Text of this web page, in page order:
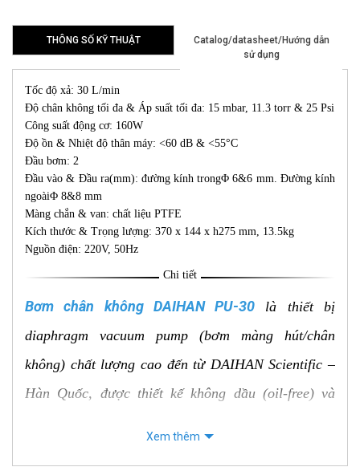
THÔNG SỐ KỸ THUẬT
Catalog/datasheet/Hướng dẫn
sử dụng
Tốc độ xả: 30 L/min
Độ chân không tối đa & Áp suất tối đa: 15 mbar, 11.3 torr & 25 Psi
Công suất động cơ: 160W
Độ ồn & Nhiệt độ thân máy: <60 dB & <55°C
Đầu bơm: 2
Đầu vào & Đầu ra(mm): đường kính trongΦ 6&6 mm. Đường kính
ngoàiΦ 8&8 mm
Màng chắn & van: chất liệu PTFE
Kích thước & Trọng lượng: 370 x 144 x h275 mm, 13.5kg
Nguồn điện: 220V, 50Hz
Chi tiết
Bơm chân không DAIHAN PU-30 là thiết bị
diaphragm vacuum pump (bơm màng hút/chân
không) chất lượng cao đến từ DAIHAN Scientific –
Hàn Quốc, được thiết kế không dầu (oil-free) và
Xem thêm